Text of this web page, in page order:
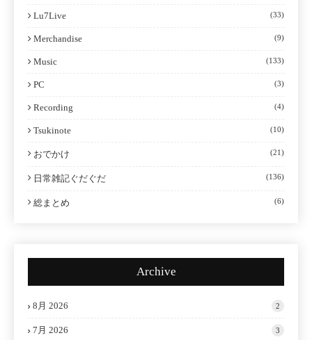
Lu7Live (33)
Merchandise (9)
Music (133)
PC (3)
Recording (4)
Tsukinote (10)
おでかけ (21)
日常雑記ぐだぐだ (136)
総まとめ (6)
Archive
8月 2026 2
7月 2026 3